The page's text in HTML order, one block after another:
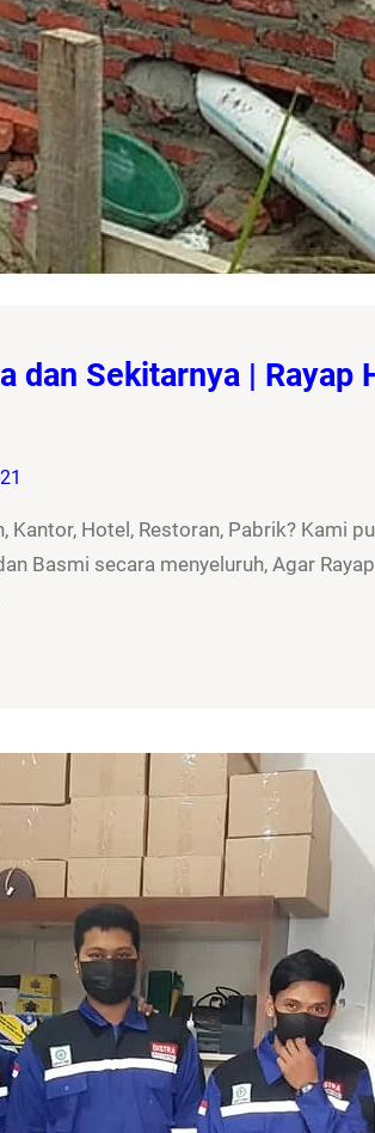
dan Sekitarnya | Rayap
Kantor, Hotel, Restoran, Pabrik? Kami
Basmi secara menyeluruh, Agar